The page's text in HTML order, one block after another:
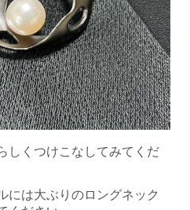
しくつけこなしてみてくだ
には大ぶりのロングネック